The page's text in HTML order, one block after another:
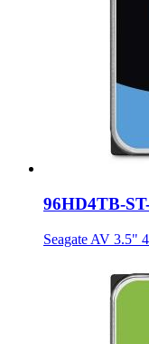
96HD4TB-
Seagate AV